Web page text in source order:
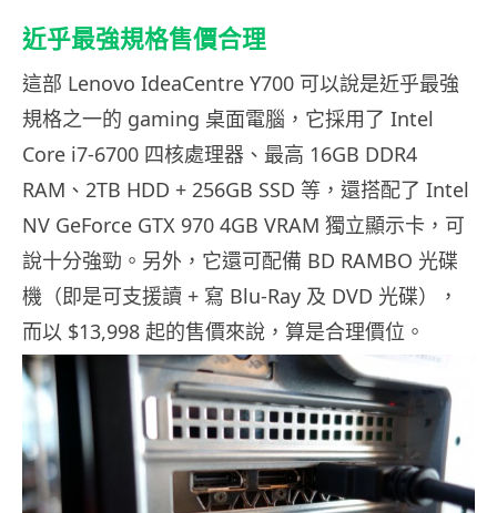
近乎最強規格售價合理
這部 Lenovo IdeaCentre Y700 可以說是近乎最強
規格之一的 gaming 桌面電腦，它採用了 Intel
Core i7-6700 四核處理器、最高 16GB DDR4
RAM、2TB HDD + 256GB SSD 等，還搭配了 Intel
NV GeForce GTX 970 4GB VRAM 獨立顯示卡，可
說十分強勁。另外，它還可配備 BD RAMBO 光碟
機（即是可支援讀 + 寫 Blu-Ray 及 DVD 光碟），
而以 $13,998 起的售價來說，算是合理價位。